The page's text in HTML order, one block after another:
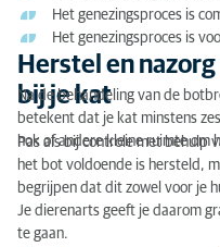
Het genezingsproces is
Het genezingsproces is
Herstel en
bij je kat
Na de behandeling van de
betekent dat je kat minstens
hok of andere kleine ruimte om
Pas als bij controle met behulp
het bot voldoende is hersteld,
begrijpen dat dit zowel voor je
Je dierenarts geeft je daarom
te gaan.